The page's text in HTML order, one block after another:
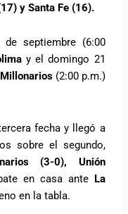
y Santa Fe (16).
septiembre (6:00
y el domingo 21
(2:00 p.m.)
fecha y llegó a
sobre el segundo,
(3-0), Unión
en casa ante La
en la tabla.